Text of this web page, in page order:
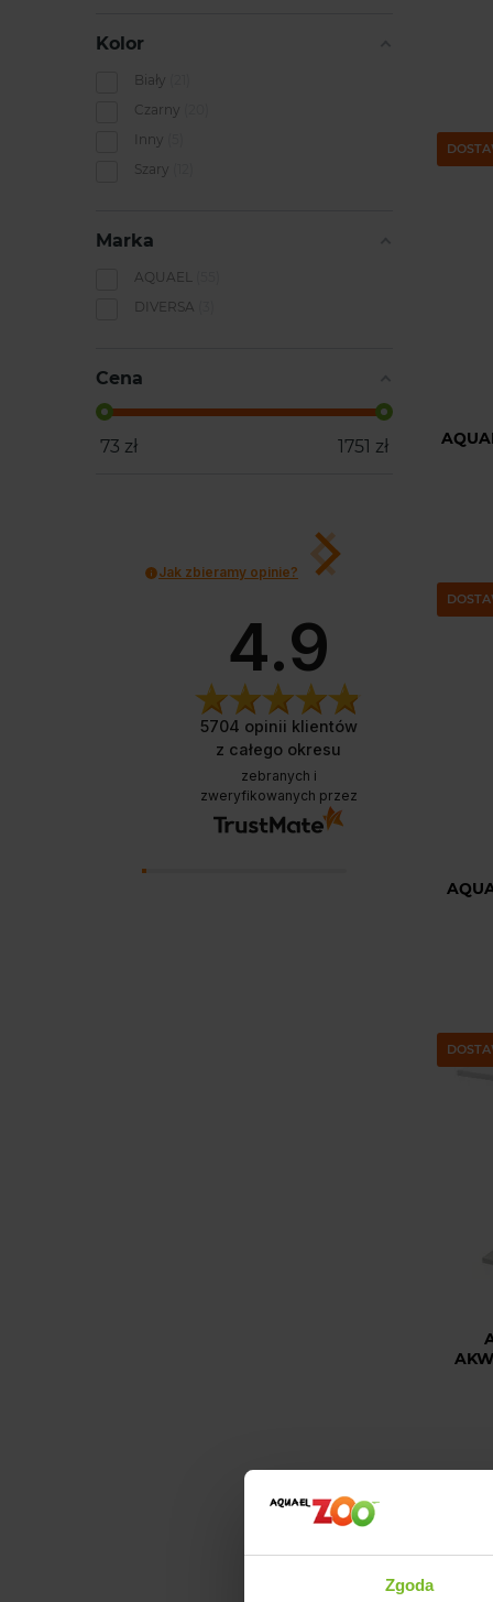
Zgoda
Kolor
Biały
Czarny
Inny
Szary
Marka
AQUAEL
DIVERSA
Cena
73 zł 1751 zł
Jak zbieramy opinie?
4.9
5704 opinii klientów
z całego okresu
zebranych i
zweryfikowanych przez
nas